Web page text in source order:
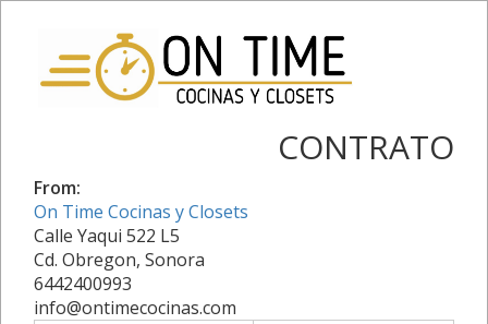
CONTRATO
From:
On Time Cocinas y Closets
Calle Yaqui 522 L5
Cd. Obregon, Sonora
6442400993
info@ontimecocinas.com